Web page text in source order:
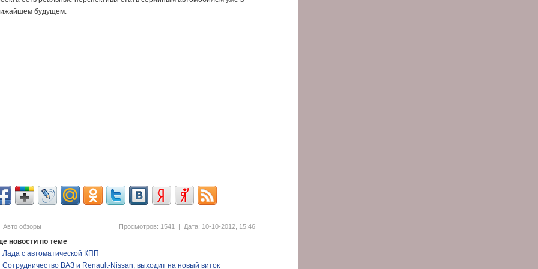
будущем.
Авто обзоры Просмотров: 1541 | Дата: 10-10-2012, 15:46
новости по теме
Лада с автоматической КПП
Сотрудничество ВАЗ и Renault-Nissan, выходит на новый виток